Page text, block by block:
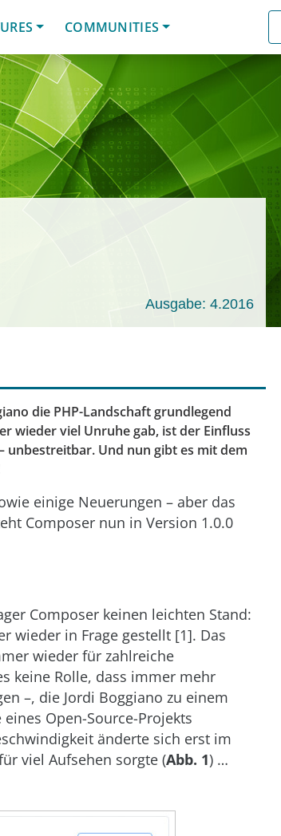
COMMUNITIES
Ausgabe: 4.2016
die PHP-Landschaft grundlegend
wieder viel Unruhe gab, ist der Einfluss
unbestreitbar. Und nun gibt es mit dem
einige Neuerungen – aber das
Composer nun in Version 1.0.0
Composer keinen leichten Stand:
wieder in Frage gestellt [1]. Das
wieder für zahlreiche
keine Rolle, dass immer mehr
–, die Jordi Boggiano zu einem
Open-Source-Projekts
änderte sich erst im
viel Aufsehen sorgte (Abb. 1) …